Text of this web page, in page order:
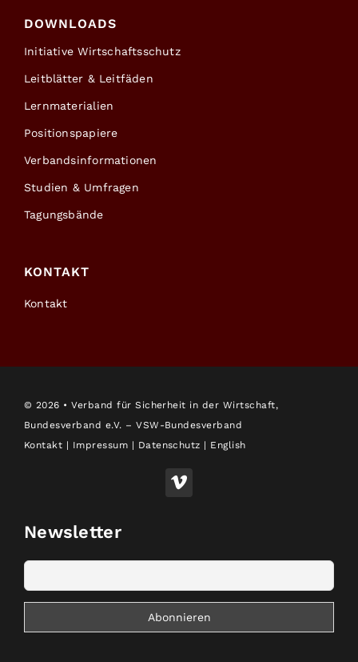
DOWNLOADS
Initiative Wirtschaftsschutz
Leitblätter & Leitfäden
Lernmaterialien
Positionspapiere
Verbandsinformationen
Studien & Umfragen
Tagungsbände
KONTAKT
Kontakt
© 2026 • Verband für Sicherheit in der Wirtschaft,
Bundesverband e.V. – VSW-Bundesverband
Kontakt | Impressum | Datenschutz | English
Newsletter